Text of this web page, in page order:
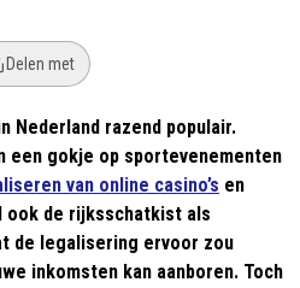
Delen met
Nederland razend populair.
een gokje op sportevenementen
van online casino’s en
ook de rijksschatkist als
de legalisering ervoor zou
inkomsten kan aanboren. Toch